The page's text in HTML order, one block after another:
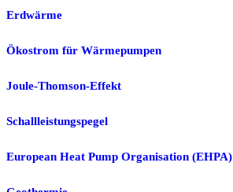
Erdwärme
Ökostrom für Wärmepumpen
Joule-Thomson-Effekt
Schallleistungspegel
European Heat Pump Organisation (EHPA)